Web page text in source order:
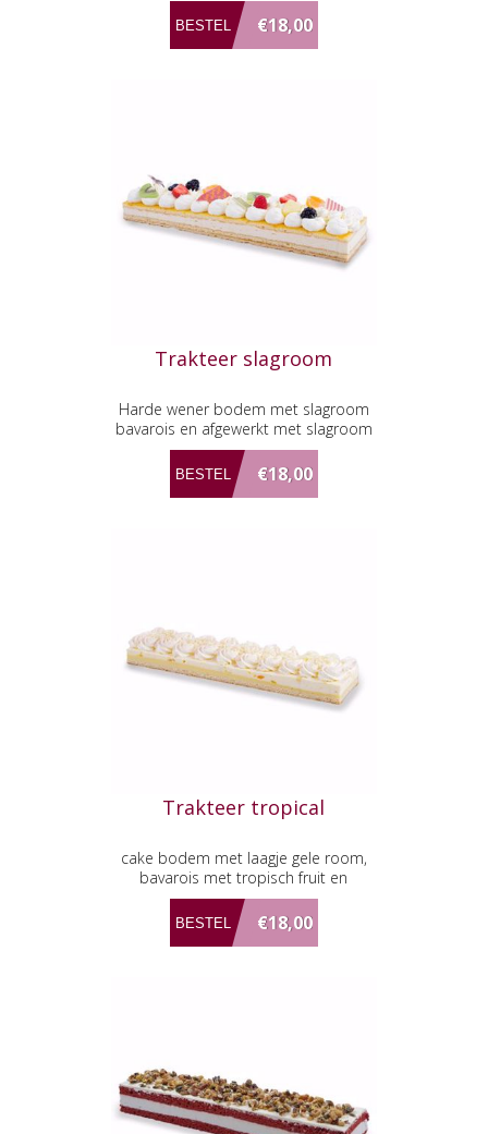
verse slagroom en mango
€18,00
Trakteer slagroom
Harde wener bodem met slagroom
bavarois en afgewerkt met slagroom
en vers fruit.
€18,00
Trakteer tropical
cake bodem met laagje gele room,
bavarois met tropisch fruit en
afgewerkt met verse slagroom.
€18,00